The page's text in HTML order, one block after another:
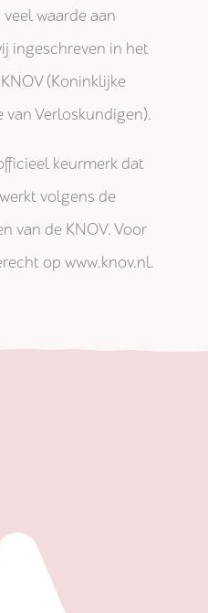
waarde aan
ingeschreven in het
(Koninklijke
Verloskundigen).
keurmerk dat
volgens de
van de KNOV. Voor
op www.knov.nl.